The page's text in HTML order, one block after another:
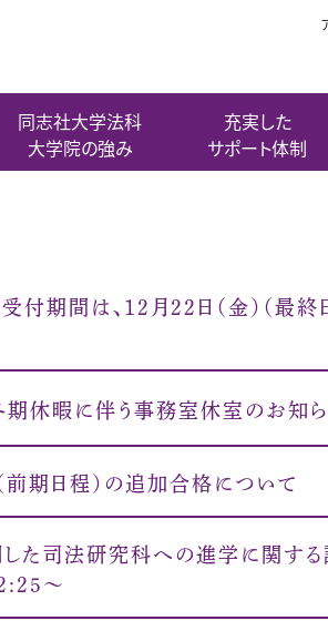
同志社大学法科
大学院の強み
充実した
サポート体制
付期間は、12月22日（金）（最終
期休暇に伴う事務室休室のお知
前期日程）の追加合格について
た司法研究科への進学に関す
〜